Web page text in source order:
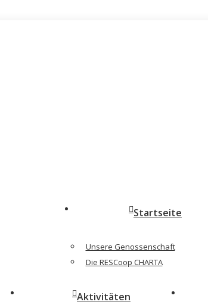
Startseite
Unsere Genossenschaft
Die RESCoop CHARTA
Aktivitäten